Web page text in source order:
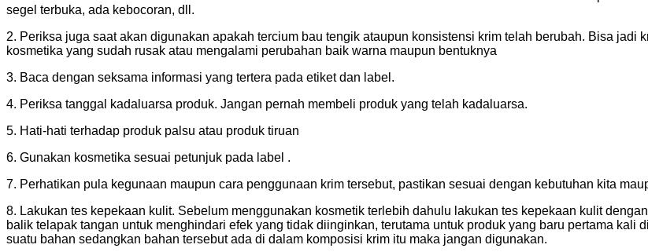
segel terbuka, ada kebocoran, dll.
2. Periksa juga saat akan digunakan apakah tercium bau tengik ataupun konsistensi krim telah berubah. Bisa jadi
kosmetika yang sudah rusak atau mengalami perubahan baik warna maupun bentuknya
3. Baca dengan seksama informasi yang tertera pada etiket dan label.
4. Periksa tanggal kadaluarsa produk. Jangan pernah membeli produk yang telah kadaluarsa.
5. Hati-hati terhadap produk palsu atau produk tiruan
6. Gunakan kosmetika sesuai petunjuk pada label .
7. Perhatikan pula kegunaan maupun cara penggunaan krim tersebut, pastikan sesuai dengan kebutuhan kita
8. Lakukan tes kepekaan kulit. Sebelum menggunakan kosmetik terlebih dahulu lakukan tes kepekaan kulit
balik telapak tangan untuk menghindari efek yang tidak diinginkan, terutama untuk produk yang baru pertama
suatu bahan sedangkan bahan tersebut ada di dalam komposisi krim itu maka jangan digunakan.